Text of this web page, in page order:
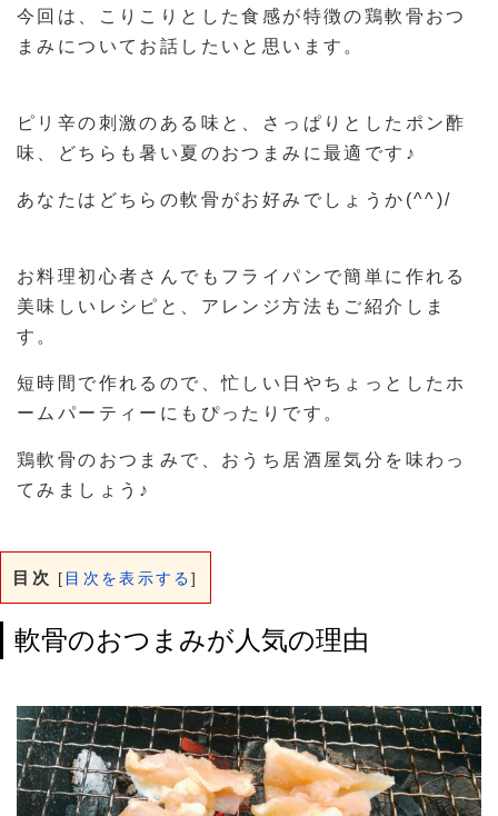
今回は、こりこりとした食感が特徴の鶏軟骨おつ
まみについてお話したいと思います。
ピリ辛の刺激のある味と、さっぱりとしたポン酢
味、どちらも暑い夏のおつまみに最適です♪
あなたはどちらの軟骨がお好みでしょうか(^^)/
お料理初心者さんでもフライパンで簡単に作れる
美味しいレシピと、アレンジ方法もご紹介しま
す。
短時間で作れるので、忙しい日やちょっとしたホ
ームパーティーにもぴったりです。
鶏軟骨のおつまみで、おうち居酒屋気分を味わっ
てみましょう♪
目次 [ 目次を表示する]
軟骨のおつまみが人気の理由